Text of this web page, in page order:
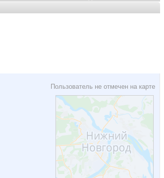
Пользователь не отмечен на карте